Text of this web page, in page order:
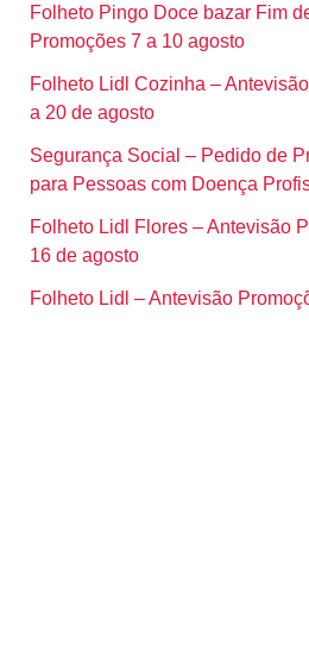
Folheto Pingo Doce bazar Fim
Promoções 7 a 10 agosto
Folheto Lidl Cozinha –
a 20 de agosto
Segurança Social – Pedido de
para Pessoas com Doença
Folheto Lidl Flores – Antevisão
16 de agosto
Folheto Lidl – Antevisão